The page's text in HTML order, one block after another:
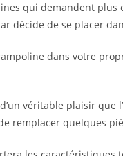
qui demandent
décide de se placer
dans votre
véritable plaisir
remplacer quelques